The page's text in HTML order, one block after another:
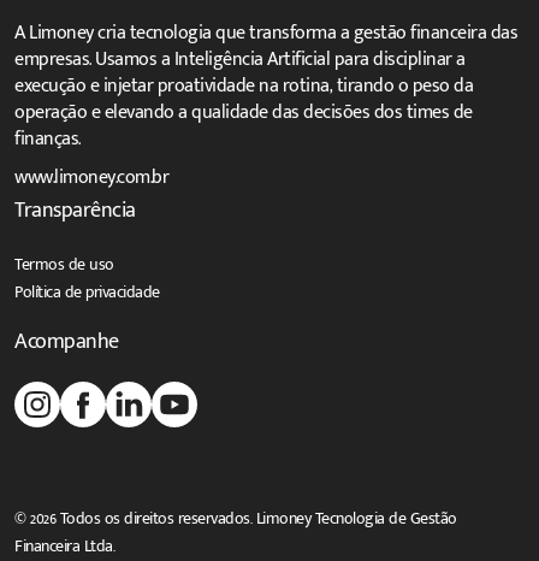
A Limoney cria tecnologia que transforma a gestão financeira das
empresas. Usamos a Inteligência Artificial para disciplinar a
execução e injetar proatividade na rotina, tirando o peso da
operação e elevando a qualidade das decisões dos times de
finanças.
www.limoney.com.br
Transparência
Termos de uso
Política de privacidade
Acompanhe
© 2026 Todos os direitos reservados. Limoney Tecnologia de Gestão
Financeira Ltda.